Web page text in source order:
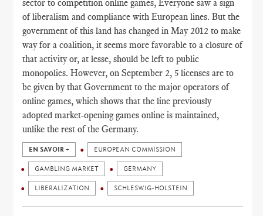
sector to competition online games, Everyone saw a sign
of liberalism and compliance with European lines. But the
government of this land has changed in May 2012 to make
way for a coalition, it seems more favorable to a closure of
that activity or, at lesse, should be left to public
monopolies. However, on September 2, 5 licenses are to
be given by that Government to the major operators of
online games, which shows that the line previously
adopted market-opening games online is maintained,
unlike the rest of the Germany.
EN SAVOIR + EUROPEAN COMMISSION
GAMBLING MARKET GERMANY
LIBERALIZATION SCHLESWIG-HOLSTEIN